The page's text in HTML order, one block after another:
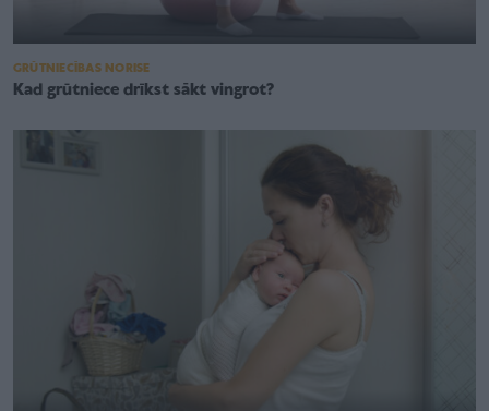
GRŪTNIECĪBAS NORISE
Kad grūtniece drīkst sākt vingrot?